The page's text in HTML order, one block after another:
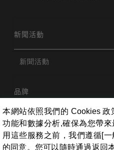
新聞活動
新聞活動
品牌
用戶服務
本網站依照我們的 Cookies
功能和數據分析,確保為您帶
用這些服務之前，我們遵循[
的同意。您可以隨時通過返回